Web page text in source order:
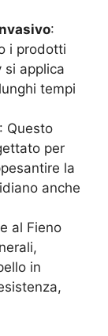
:
i prodotti
si applica
tempi
: Questo
per
la
anche
al Fieno
in